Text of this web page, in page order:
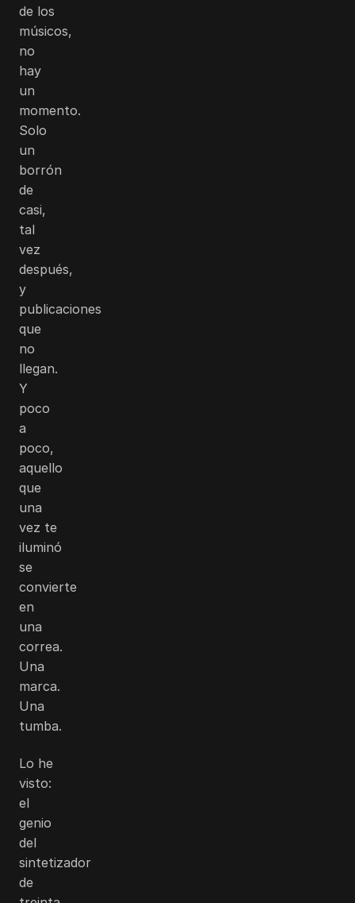
de los
músicos,
no
hay
un
momento.
Solo
un
borrón
de
casi,
tal
vez
después,
y
publicaciones
que
no
llegan.
Y
poco
a
poco,
aquello
que
una
vez te
iluminó
se
convierte
en
una
correa.
Una
marca.
Una
tumba.
Lo he
visto:
el
genio
del
sintetizador
de